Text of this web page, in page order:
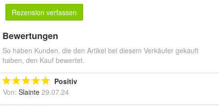
Rezension verfassen
Bewertungen
So haben Kunden, die den Artikel bei diesem Verkäufer gekauft
haben, den Kauf bewertet.
Positiv
Von: Slainte 29.07.24